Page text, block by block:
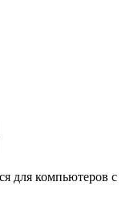
для компьютеров с